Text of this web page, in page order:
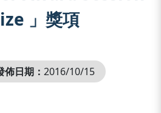
」獎項
佈日期： 2016/10/15